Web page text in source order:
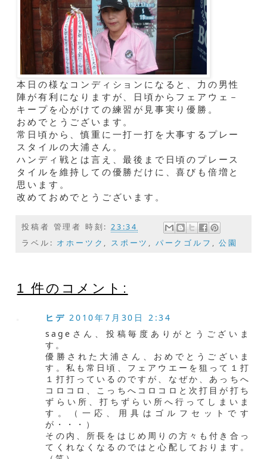
本日の様なコンディションになると、力の男性
陣が有利になりますが、日頃からフェアウェ－
キープを心がけての練習が見事実り優勝。
おめでとうございます。
常日頃から、慎重に一打一打を大事するプレー
スタイルの大浦さん。
ハンディ戦とは言え、最後まで日頃のプレース
タイルを維持しての優勝だけに、喜びも倍増と
思います。
改めておめでとうございます。
投稿者 管理者 時刻:23:34
ラベル: オホーツク , スポーツ , パークゴルフ ,公園
1 件のコメント:
ヒデ 2010年7月30日 2:34
sageさん、投稿毎度ありがとうございま
す。
優勝された大浦さん、おめでとうございま
す。私も常日頃、フェアウエーを狙って１打
１打打っているのですが、なぜか、あっちへ
コロコロ、こっちへコロコロと次打目が打ち
ずらい所、打ちずらい所へ行ってしまいま
す。（一応、用具はゴルフセットです
が・・・）
その内、所長をはじめ周りの方々も付き合っ
てくれなくなるのではと心配しております。